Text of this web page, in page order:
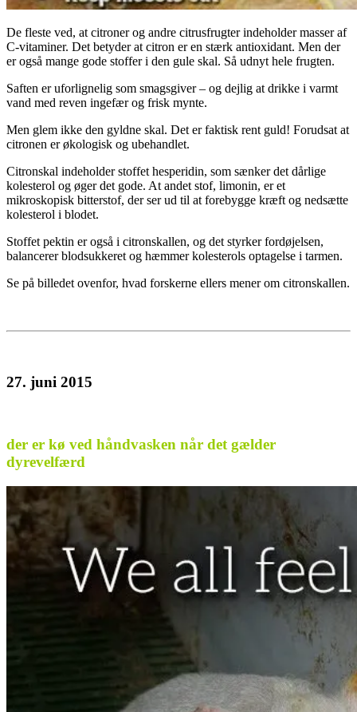
De fleste ved, at citroner og andre citrusfrugter indeholder masser af
C-vitaminer. Det betyder at citron er en stærk antioxidant. Men der
er også mange gode stoffer i den gule skal. Så udnyt hele frugten.
Saften er uforlignelig som smagsgiver – og dejlig at drikke i varmt
vand med reven ingefær og frisk mynte.
Men glem ikke den gyldne skal. Det er faktisk rent guld! Forudsat at
citronen er økologisk og ubehandlet.
Citronskal indeholder stoffet hesperidin, som sænker det dårlige
kolesterol og øger det gode. At andet stof, limonin, er et
mikroskopisk bitterstof, der ser ud til at forebygge kræft og nedsætte
kolesterol i blodet.
Stoffet pektin er også i citronskallen, og det styrker fordøjelsen,
balancerer blodsukkeret og hæmmer kolesterols optagelse i tarmen.
Se på billedet ovenfor, hvad forskerne ellers mener om citronskallen.
27. juni 2015
der er kø ved håndvasken når det gælder
dyrevelfærd